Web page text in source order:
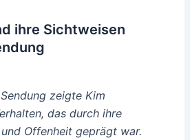
ihre Sichtweisen
zeigte Kim
das durch ihre
Offenheit geprägt war.